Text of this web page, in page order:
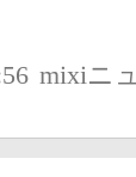
mixiニ